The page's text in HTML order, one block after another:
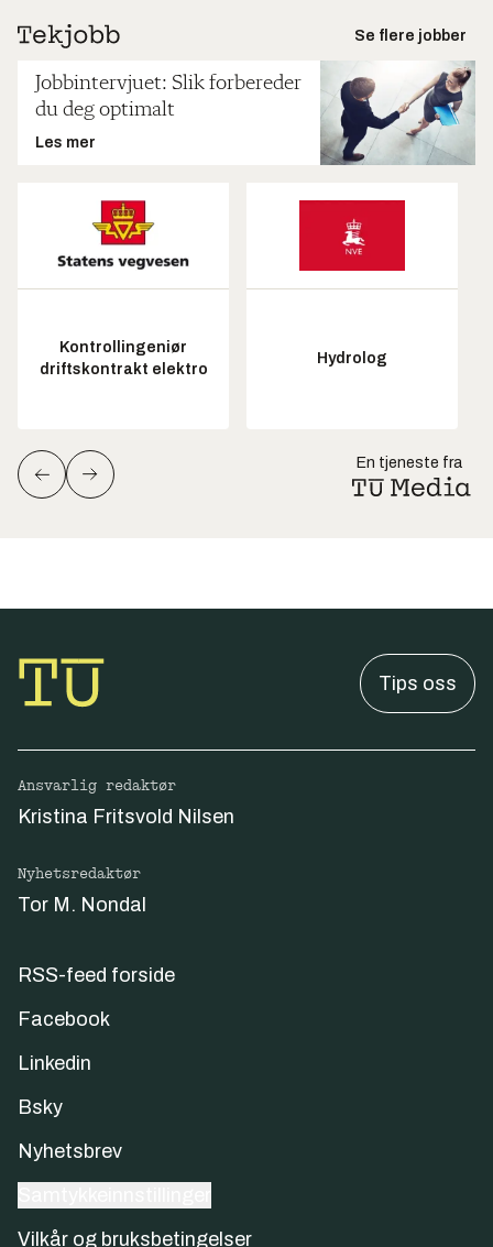
Se flere jobber
Jobbintervjuet: Slik forbereder
du deg optimalt
Les mer
Kontrollingeniør
driftskontrakt elektro
Hydrolog
En tjeneste fra
Tips oss
Ansvarlig redaktør
Kristina Fritsvold Nilsen
Nyhetsredaktør
Tor M. Nondal
RSS-feed forside
Facebook
Linkedin
Bsky
Nyhetsbrev
Vilkår og bruksbetingelser